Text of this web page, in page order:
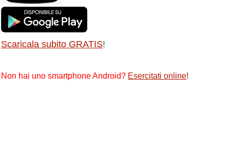
Scaricala subito GRATIS!
Non hai uno smartphone Android? Esercitati online!